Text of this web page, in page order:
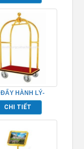
HÀNH LÝ-
TP692053
CHI TIẾT